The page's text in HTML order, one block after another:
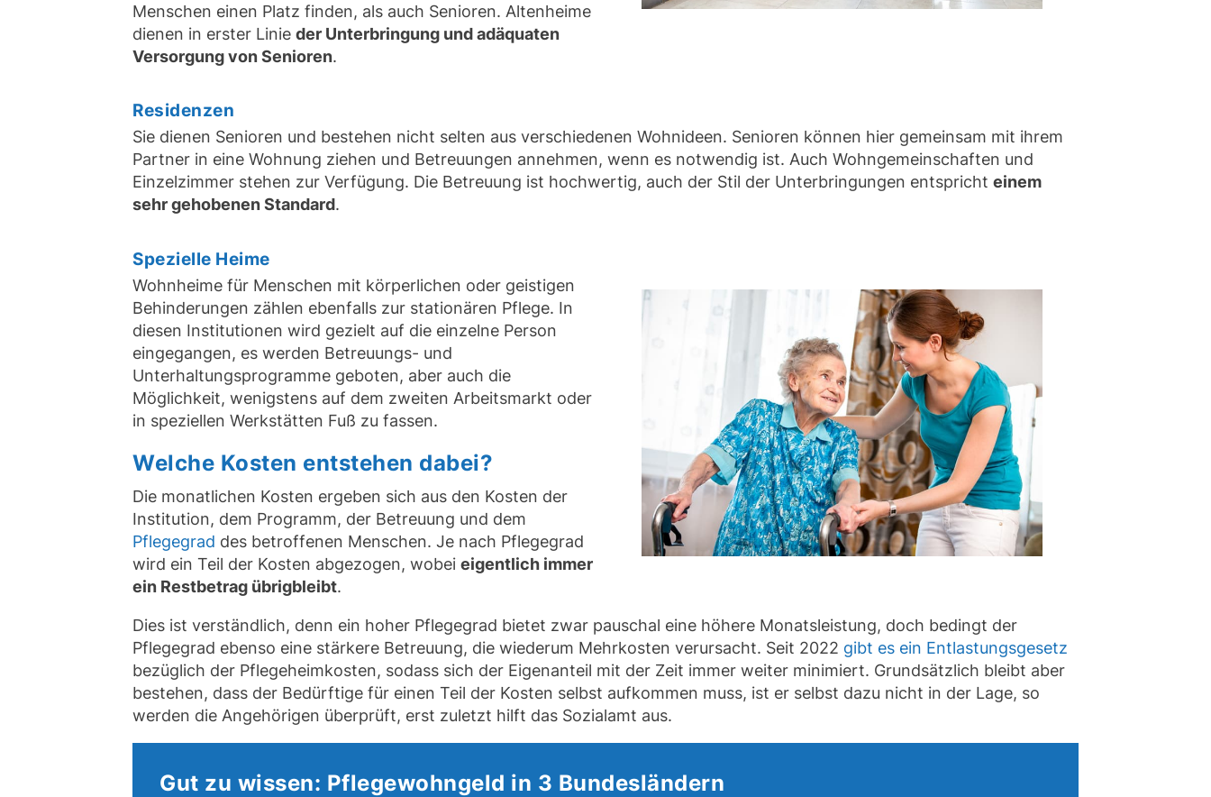
Menschen einen Platz finden, als auch Senioren. Altenheime
dienen in erster Linie der Unterbringung und adäquaten
Versorgung von Senioren.
Residenzen
Sie dienen Senioren und bestehen nicht selten aus verschiedenen Wohnideen. Senioren können hier gemeinsam mit ihrem
Partner in eine Wohnung ziehen und Betreuungen annehmen, wenn es notwendig ist. Auch Wohngemeinschaften und
Einzelzimmer stehen zur Verfügung. Die Betreuung ist hochwertig, auch der Stil der Unterbringungen entspricht einem
sehr gehobenen Standard.
Spezielle Heime
Wohnheime für Menschen mit körperlichen oder geistigen
Behinderungen zählen ebenfalls zur stationären Pflege. In
diesen Institutionen wird gezielt auf die einzelne Person
eingegangen, es werden Betreuungs- und
Unterhaltungsprogramme geboten, aber auch die
Möglichkeit, wenigstens auf dem zweiten Arbeitsmarkt oder
in speziellen Werkstätten Fuß zu fassen.
Welche Kosten entstehen dabei?
Die monatlichen Kosten ergeben sich aus den Kosten der
Institution, dem Programm, der Betreuung und dem
Pflegegrad des betroffenen Menschen. Je nach Pflegegrad
wird ein Teil der Kosten abgezogen, wobei eigentlich immer
ein Restbetrag übrigbleibt.
Dies ist verständlich, denn ein hoher Pflegegrad bietet zwar pauschal eine höhere Monatsleistung, doch bedingt der
Pflegegrad ebenso eine stärkere Betreuung, die wiederum Mehrkosten verursacht. Seit 2022 gibt es ein Entlastungsgesetz
bezüglich der Pflegeheimkosten, sodass sich der Eigenanteil mit der Zeit immer weiter minimiert. Grundsätzlich bleibt aber
bestehen, dass der Bedürftige für einen Teil der Kosten selbst aufkommen muss, ist er selbst dazu nicht in der Lage, so
werden die Angehörigen überprüft, erst zuletzt hilft das Sozialamt aus.
Gut zu wissen: Pflegewohngeld in 3 Bundesländern